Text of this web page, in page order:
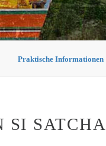
Praktische Informationen
SI